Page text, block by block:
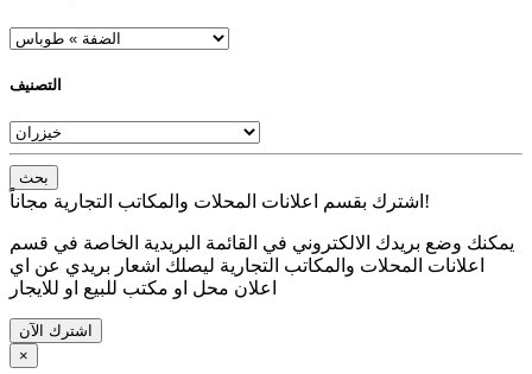
التصنيف
بحث
اشترك بقسم اعلانات المحلات والمكاتب التجارية مجاناً!
يمكنك وضع بريدك الالكتروني في القائمة البريدية الخاصة في قسم
اعلانات المحلات والمكاتب التجارية ليصلك اشعار بريدي عن اي
اعلان محل او مكتب للبيع او للايجار
اشترك الآن
×